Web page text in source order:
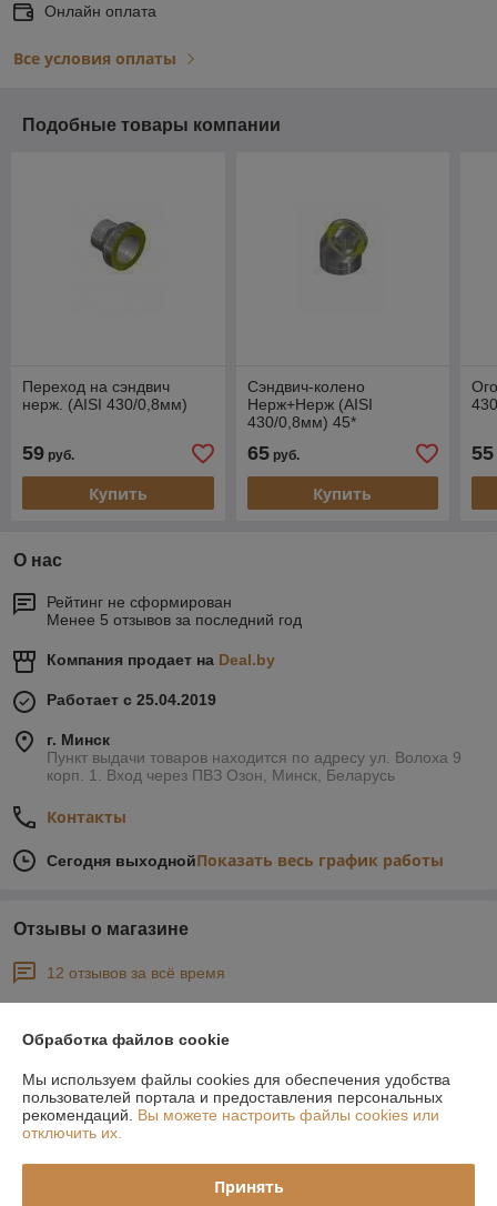
Онлайн оплата
Все условия оплаты
Подобные товары компании
Переход на сэндвич
нерж. (AISI 430/0,8мм)
59 руб.
Купить
Сэндвич-колено
Нерж+Нерж (AISI
430/0,8мм) 45*
65руб.
Купить
55
О нас
Рейтинг не сформирован
Менее 5 отзывов за последний год
Компания продает на Deal.by
Работает с 25.04.2019
г. Минск
Пункт выдачи товаров находится по адресу ул. Волоха 9
корп. 1. Вход через ПВЗ Озон, Минск, Беларусь
Контакты
Сегодня выходнойПоказать весь график работы
Отзывы о магазине
12 отзывов за всё время
Сделала заказ, оперативно связались, предложили удобное время
для доставки. Хороший интернет-магазин, рекомендую для покупок.
Обработка файлов cookie
Мы используем файлы cookies для обеспечения удобства
пользователей портала и предоставления персональных
рекомендаций. Вы можете настроить файлы cookies или
отключить их.
Принять